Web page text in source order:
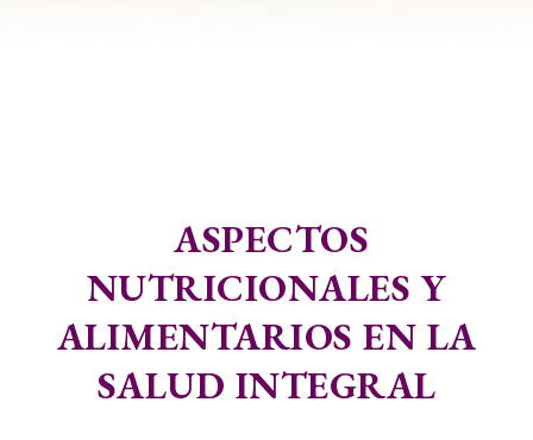
ASPECTOS
NUTRICIONALES Y
ALIMENTARIOS EN LA
SALUD INTEGRAL